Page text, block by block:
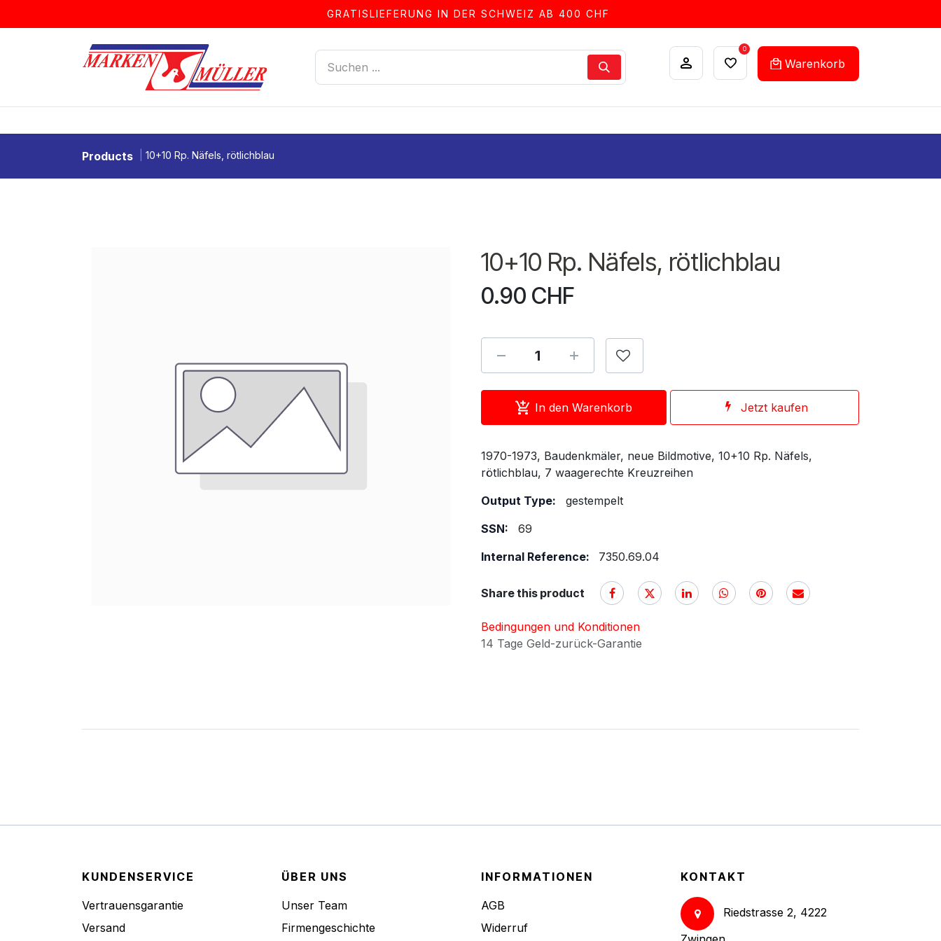
GRATISLIEFERUNG IN DER SCHWEIZ AB 400 CHF
0
Warenkorb
Products 10+10 Rp. Näfels, rötlichblau
10+10 Rp. Näfels, rötlichblau
0.90 CHF
In den Warenkorb Jetzt kaufen
1970-1973, Baudenkmäler, neue Bildmotive, 10+10 Rp. Näfels,
rötlichblau, 7 waagerechte Kreuzreihen
Output Type:
gestempelt
SSN:
69
Internal Reference:
7350.69.04
Share this product
Bedingungen und Konditionen
14 Tage Geld-zurück-Garantie
KUNDENSERVICE
Vertrauensgarantie
Versand
ÜBER UNS
Unser Team
Firmengeschichte
INFORMATIONEN
AGB
Widerruf
KONTAKT
Riedstrasse 2, 4222